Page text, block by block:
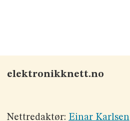
elektronikknett.no
Nettredaktør: Einar Karlsen